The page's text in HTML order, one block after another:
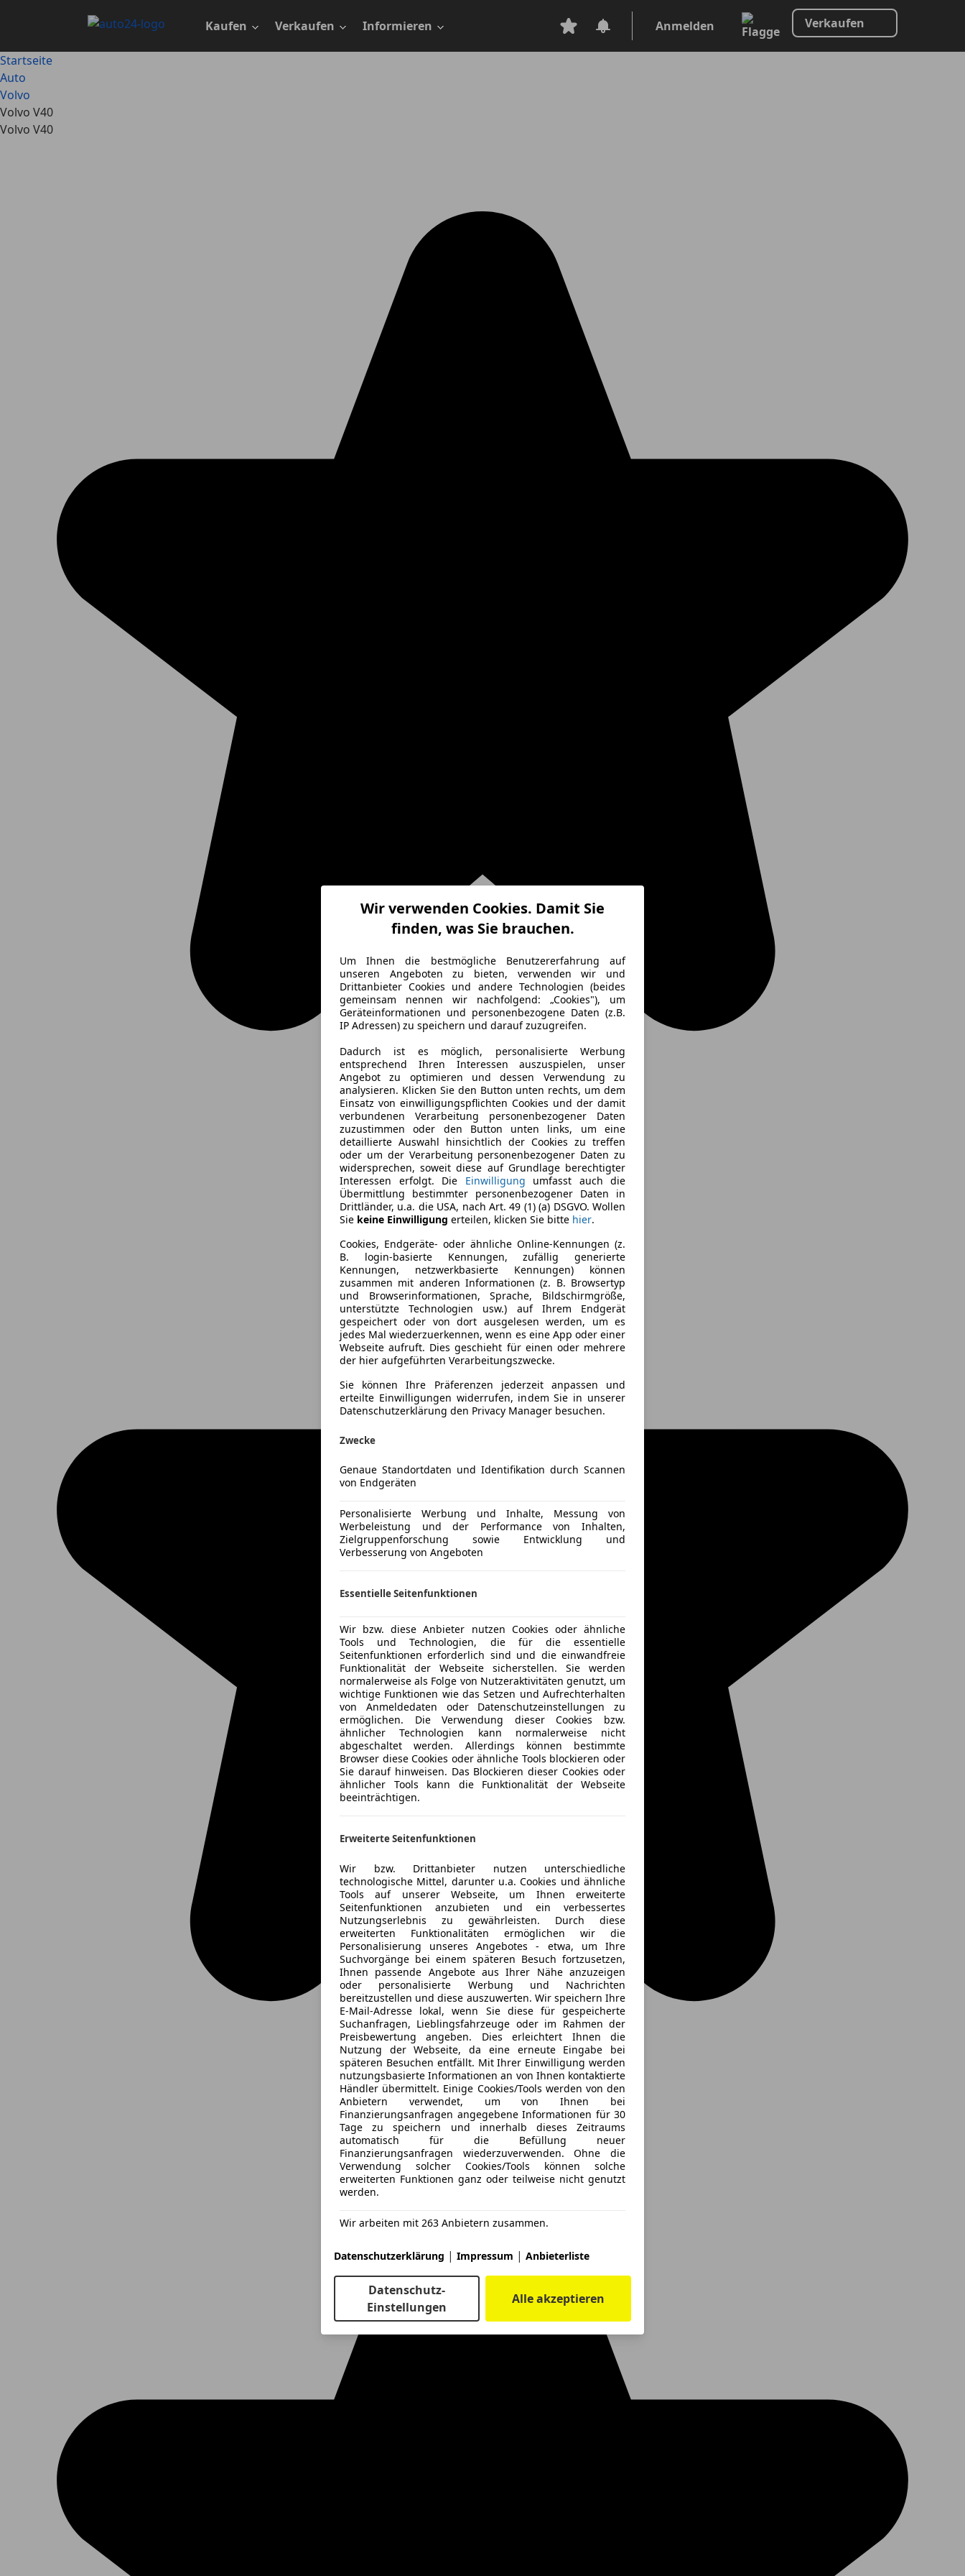
Kaufen Verkaufen Informieren Anmelden Verkaufen
Startseite
Auto
Volvo
Volvo V40
Volvo V40
Wir verwenden Cookies. Damit Sie
finden, was Sie brauchen.
Um Ihnen die bestmögliche Benutzererfahrung auf
unseren Angeboten zu bieten, verwenden wir und
Drittanbieter Cookies und andere Technologien (beides
gemeinsam nennen wir nachfolgend: „Cookies"), um
Geräteinformationen und personenbezogene Daten (z.B.
IP Adressen) zu speichern und darauf zuzugreifen.
Dadurch ist es möglich, personalisierte Werbung
entsprechend Ihren Interessen auszuspielen, unser
Angebot zu optimieren und dessen Verwendung zu
analysieren. Klicken Sie den Button unten rechts, um dem
Einsatz von einwilligungspflichten Cookies und der damit
verbundenen Verarbeitung personenbezogener Daten
zuzustimmen oder den Button unten links, um eine
detaillierte Auswahl hinsichtlich der Cookies zu treffen
oder um der Verarbeitung personenbezogener Daten zu
widersprechen, soweit diese auf Grundlage berechtigter
Interessen erfolgt. Die Einwilligung umfasst auch die
Übermittlung bestimmter personenbezogener Daten in
Drittländer, u.a. die USA, nach Art. 49 (1) (a) DSGVO. Wollen
Sie keine Einwilligung erteilen, klicken Sie bitte hier.
Cookies, Endgeräte- oder ähnliche Online-Kennungen (z.
B. login-basierte Kennungen, zufällig generierte
Kennungen, netzwerkbasierte Kennungen) können
zusammen mit anderen Informationen (z. B. Browsertyp
und Browserinformationen, Sprache, Bildschirmgröße,
unterstützte Technologien usw.) auf Ihrem Endgerät
gespeichert oder von dort ausgelesen werden, um es
jedes Mal wiederzuerkennen, wenn es eine App oder einer
Webseite aufruft. Dies geschieht für einen oder mehrere
der hier aufgeführten Verarbeitungszwecke.
Sie können Ihre Präferenzen jederzeit anpassen und
erteilte Einwilligungen widerrufen, indem Sie in unserer
Datenschutzerklärung den Privacy Manager besuchen.
Zwecke
Genaue Standortdaten und Identifikation durch Scannen
von Endgeräten
Personalisierte Werbung und Inhalte, Messung von
Werbeleistung und der Performance von Inhalten,
Zielgruppenforschung sowie Entwicklung und
Verbesserung von Angeboten
Essentielle Seitenfunktionen
Wir bzw. diese Anbieter nutzen Cookies oder ähnliche
Tools und Technologien, die für die essentielle
Seitenfunktionen erforderlich sind und die einwandfreie
Funktionalität der Webseite sicherstellen. Sie werden
normalerweise als Folge von Nutzeraktivitäten genutzt, um
wichtige Funktionen wie das Setzen und Aufrechterhalten
von Anmeldedaten oder Datenschutzeinstellungen zu
ermöglichen. Die Verwendung dieser Cookies bzw.
ähnlicher Technologien kann normalerweise nicht
abgeschaltet werden. Allerdings können bestimmte
Browser diese Cookies oder ähnliche Tools blockieren oder
Sie darauf hinweisen. Das Blockieren dieser Cookies oder
ähnlicher Tools kann die Funktionalität der Webseite
beeinträchtigen.
Erweiterte Seitenfunktionen
Wir bzw. Drittanbieter nutzen unterschiedliche
technologische Mittel, darunter u.a. Cookies und ähnliche
Tools auf unserer Webseite, um Ihnen erweiterte
Seitenfunktionen anzubieten und ein verbessertes
Nutzungserlebnis zu gewährleisten. Durch diese
erweiterten Funktionalitäten ermöglichen wir die
Personalisierung unseres Angebotes - etwa, um Ihre
Suchvorgänge bei einem späteren Besuch fortzusetzen,
Ihnen passende Angebote aus Ihrer Nähe anzuzeigen
oder personalisierte Werbung und Nachrichten
bereitzustellen und diese auszuwerten. Wir speichern Ihre
E-Mail-Adresse lokal, wenn Sie diese für gespeicherte
Suchanfragen, Lieblingsfahrzeuge oder im Rahmen der
Preisbewertung angeben. Dies erleichtert Ihnen die
Nutzung der Webseite, da eine erneute Eingabe bei
späteren Besuchen entfällt. Mit Ihrer Einwilligung werden
nutzungsbasierte Informationen an von Ihnen kontaktierte
Händler übermittelt. Einige Cookies/Tools werden von den
Anbietern verwendet, um von Ihnen bei
Finanzierungsanfragen angegebene Informationen für 30
Tage zu speichern und innerhalb dieses Zeitraums
automatisch für die Befüllung neuer
Finanzierungsanfragen wiederzuverwenden. Ohne die
Verwendung solcher Cookies/Tools können solche
erweiterten Funktionen ganz oder teilweise nicht genutzt
werden.
Wir arbeiten mit 263 Anbietern zusammen.
Datenschutzerklärung | Impressum | Anbieterliste
Datenschutz-
Einstellungen
Alle akzeptieren